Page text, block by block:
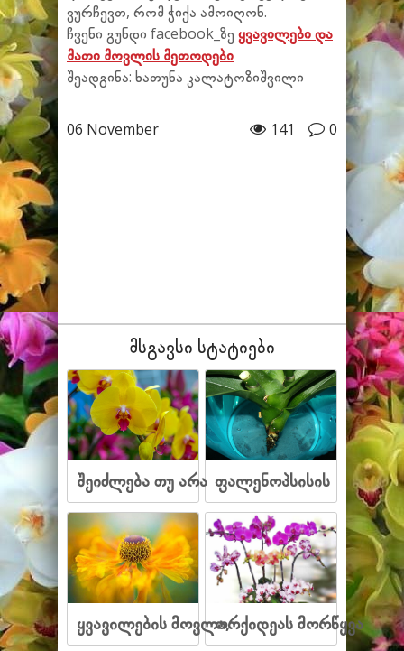
ვურჩევთ, რომ ჭიქა ამოიღონ.
ჩვენი გუნდი facebook_ზე ყვავილები და
მათი მოვლის მეთოდები
შეადგინა: ხათუნა კალატოზიშვილი
06 November 0
141
მსგავსი სტატიები
შეიძლება თუ არა ფალენოპსისის
ყვავილების მოვლა,ორქიდეას მორწყვა